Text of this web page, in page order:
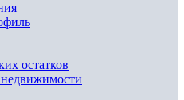
остатков